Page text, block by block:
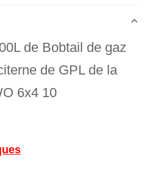
de Bobtail de gaz
de GPL de la
6x4 10